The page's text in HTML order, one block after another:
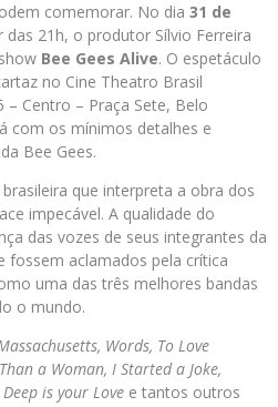
comemorar. No dia 31 de
das 21h, o produtor Sílvio Ferreira
Bee Gees Alive. O espetáculo
no Cine Theatro Brasil
– Centro – Praça Sete, Belo
com os mínimos detalhes e
Bee Gees.
que interpreta a obra dos
impecável. A qualidade do
das vozes de seus integrantes da
fossem aclamados pela crítica
uma das três melhores bandas
o mundo.
Words, To Love
a Woman, I Started a Joke,
is your Love e tantos outros